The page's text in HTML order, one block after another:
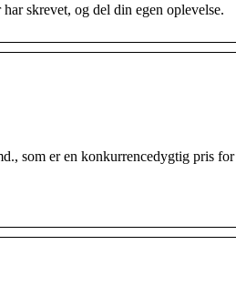
skrevet, og del din egen oplevelse.
som er en konkurrencedygtig pris